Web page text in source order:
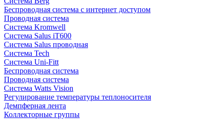
Беспроводная система с интернет доступом
Проводная система
Система Kromwell
Система Salus iT600
Система Salus проводная
Система Tech
Система Uni-Fitt
Беспроводная система
Проводная система
Система Watts Vision
Регулирование температуры теплоносителя
Демпферная лента
Коллекторные группы